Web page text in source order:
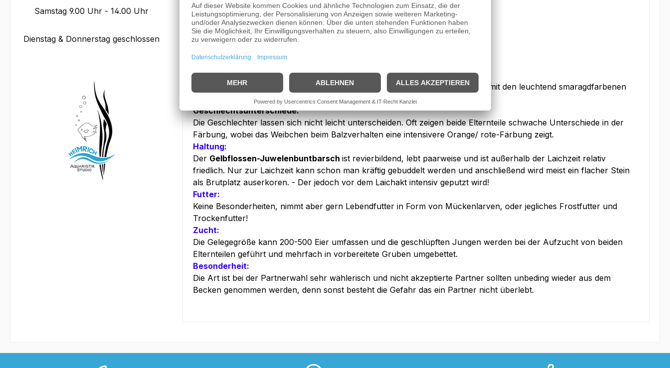
Samstag 9.00 Uhr - 14.00 Uhr
Dienstag & Donnerstag geschlossen
Temperatur: 21°C - 26°C
Allgemein:
Das Markenzeichen dieser Fischart ist seine ansprechend orange/ rote Farbe mit den leuchtend smaragdfarbenen
Punkten über die ganze Körperlänge.
Geschlechtsunterschiede:
Die Geschlechter lassen sich nicht leicht unterscheiden. Oft zeigen beide Elternteile schwache Unterschiede in der
Färbung, wobei das Weibchen beim Balzverhalten eine intensivere Orange/ rote-Färbung zeigt.
Haltung:
Der Gelbflossen-Juwelenbuntbarsch ist revierbildend, lebt paarweise und ist außerhalb der Laichzeit relativ
friedlich. Nur zur Laichzeit kann schon man kräftig gebuddelt werden und anschließend wird meist ein flacher Stein
als Brutplatz auserkoren. - Der jedoch vor dem Laichakt intensiv geputzt wird!
Futter:
Keine Besonderheiten, nimmt aber gern Lebendfutter in Form von Mückenlarven, oder jegliches Frostfutter und
Trockenfutter!
Zucht:
Die Gelegegröße kann 200-500 Eier umfassen und die geschlüpften Jungen werden bei der Aufzucht von beiden
Elternteilen geführt und mehrfach in vorbereitete Gruben umgebettet.
Besonderheit:
Die Art ist bei der Partnerwahl sehr wählerisch und nicht akzeptierte Partner sollten unbeding wieder aus dem
Becken genommen werden, denn sonst besteht die Gefahr das ein Partner nicht überlebt.